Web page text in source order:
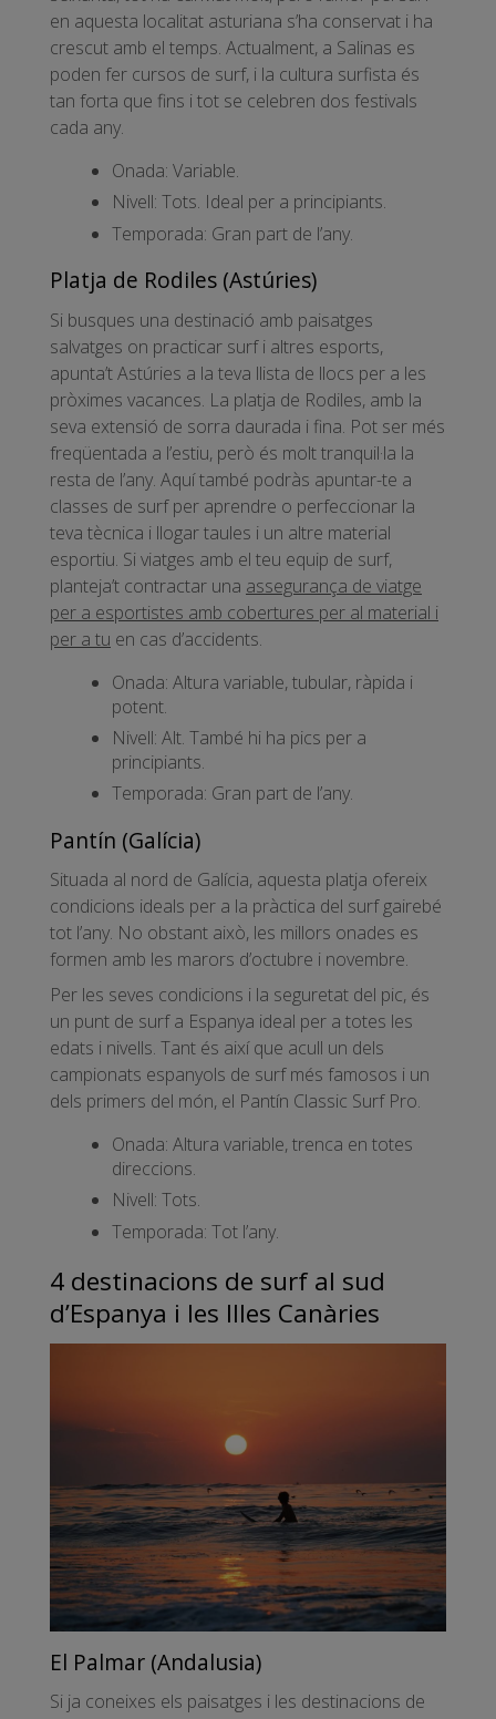
en aquesta localitat asturiana s’ha conservat i ha
crescut amb el temps. Actualment, a Salinas es
poden fer cursos de surf, i la cultura surfista és
tan forta que fins i tot se celebren dos festivals
cada any.
Onada: Variable.
Nivell: Tots. Ideal per a principiants.
Temporada: Gran part de l’any.
Platja de Rodiles (Astúries)
Si busques una destinació amb paisatges
salvatges on practicar surf i altres esports,
apunta’t Astúries a la teva llista de llocs per a les
pròximes vacances. La platja de Rodiles, amb la
seva extensió de sorra daurada i fina. Pot ser més
freqüentada a l’estiu, però és molt tranquil·la la
resta de l’any. Aquí també podràs apuntar-te a
classes de surf per aprendre o perfeccionar la
teva tècnica i llogar taules i un altre material
esportiu. Si viatges amb el teu equip de surf,
planteja’t contractar una assegurança de viatge
per a esportistes amb cobertures per al material i
per a tu en cas d’accidents.
Onada: Altura variable, tubular, ràpida i
potent.
Nivell: Alt. També hi ha pics per a
principiants.
Temporada: Gran part de l’any.
Pantín (Galícia)
Situada al nord de Galícia, aquesta platja ofereix
condicions ideals per a la pràctica del surf gairebé
tot l’any. No obstant això, les millors onades es
formen amb les marors d’octubre i novembre.
Per les seves condicions i la seguretat del pic, és
un punt de surf a Espanya ideal per a totes les
edats i nivells. Tant és així que acull un dels
campionats espanyols de surf més famosos i un
dels primers del món, el Pantín Classic Surf Pro.
Onada: Altura variable, trenca en totes
direccions.
Nivell: Tots.
Temporada: Tot l’any.
4 destinacions de surf al sud
d’Espanya i les Illes Canàries
El Palmar (Andalusia)
Si ja coneixes els paisatges i les destinacions de